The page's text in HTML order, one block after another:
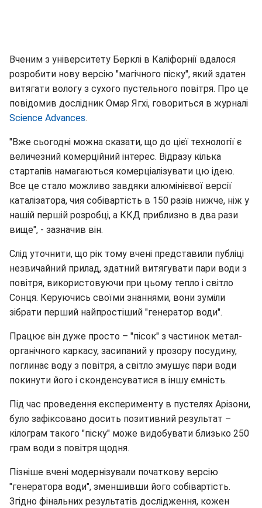
Вченим з університету Берклі в Каліфорнії вдалося
розробити нову версію "магічного піску", який здатен
витягати вологу з сухого пустельного повітря. Про це
повідомив дослідник Омар Ягхі, говориться в журналі
Science Advances.
"Вже сьогодні можна сказати, що до цієї технології є
величезний комерційний інтерес. Відразу кілька
стартапів намагаються комерціалізувати цю ідею.
Все це стало можливо завдяки алюмінієвої версії
каталізатора, чия собівартість в 150 разів нижче, ніж у
нашій першій розробці, а ККД приблизно в два рази
вище", - зазначив він.
Слід уточнити, що рік тому вчені представили публіці
незвичайний прилад, здатний витягувати пари води з
повітря, використовуючи при цьому тепло і світло
Сонця. Керуючись своїми знаннями, вони зуміли
зібрати перший найпростіший "генератор води".
Працює він дуже просто – "пісок" з частинок метал-
органічного каркасу, засипаний у прозору посудину,
поглинає воду з повітря, а світло змушує пари води
покинути його і сконденсуватися в іншу ємність.
Під час проведення експерименту в пустелях Арізони,
було зафіксовано досить позитивний результат –
кілограм такого "піску" може видобувати близько 250
грам води з повітря щодня.
Пізніше вчені модернізували початкову версію
"генератора води", зменшивши його собівартість.
Згідно фінальних результатів дослідження, кожен